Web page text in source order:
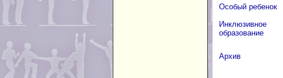
Особый ребенок
Инклюзивное
образование
Архив